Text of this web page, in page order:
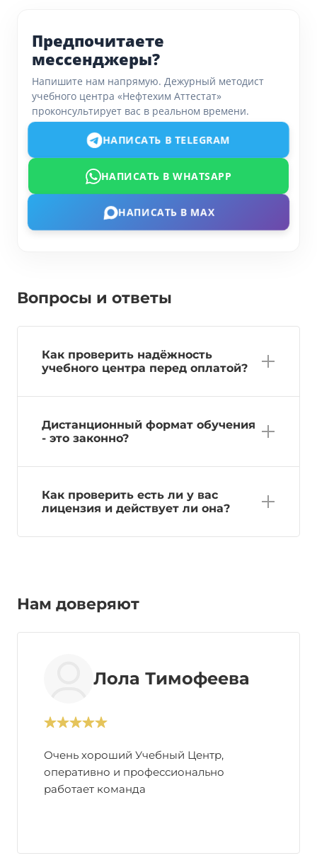
Предпочитаете
мессенджеры?
Напишите нам напрямую. Дежурный методист
учебного центра «Нефтехим Аттестат»
проконсультирует вас в реальном времени.
НАПИСАТЬ В TELEGRAM
НАПИСАТЬ В WHATSAPP
НАПИСАТЬ В MAX
Вопросы и ответы
Как проверить надёжность
учебного центра перед оплатой?
Дистанционный формат обучения
- это законно?
Как проверить есть ли у вас
лицензия и действует ли она?
Нам доверяют
Лола Тимофеева
Очень хороший Учебный Центр,
оперативно и профессионально
работает команда